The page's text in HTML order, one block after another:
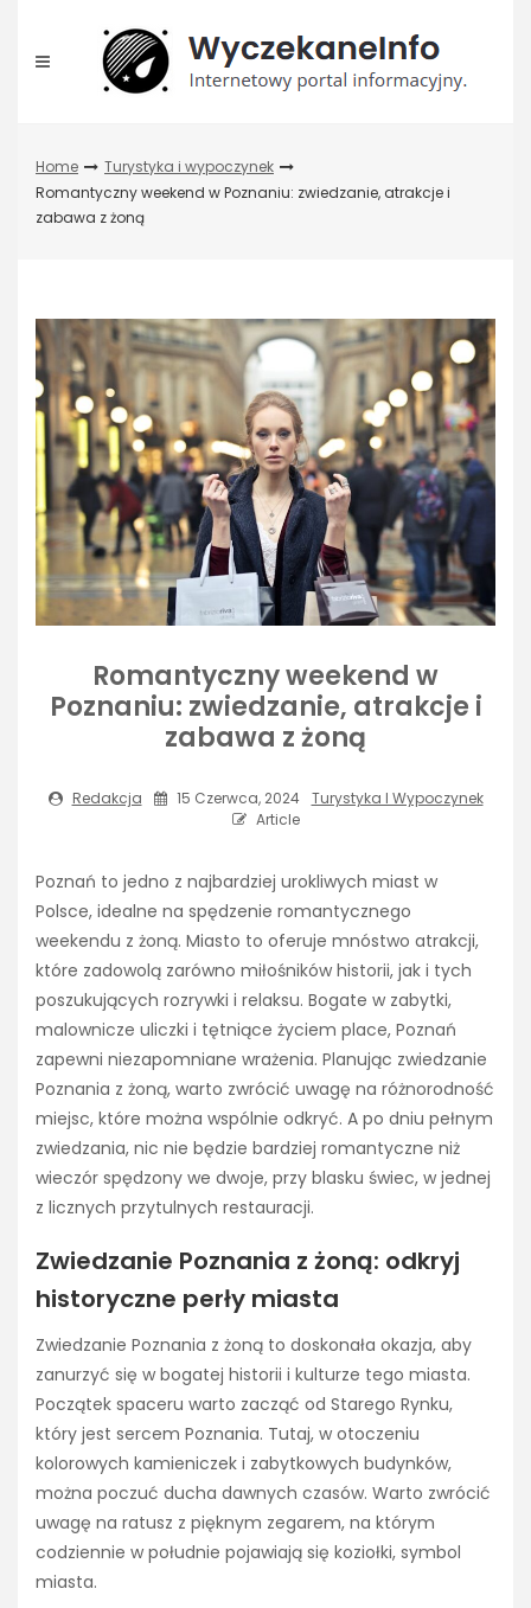
content
Home
Turystyka i wypoczynek
Romantyczny weekend w Poznaniu: zwiedzanie, atrakcje i
zabawa z żoną
Romantyczny weekend w
Poznaniu: zwiedzanie, atrakcje i
zabawa z żoną
Redakcja 15 Czerwca, 2024
Turystyka I Wypoczynek
Article
Poznań to jedno z najbardziej urokliwych miast w
Polsce, idealne na spędzenie romantycznego
weekendu z żoną. Miasto to oferuje mnóstwo atrakcji,
które zadowolą zarówno miłośników historii, jak i tych
poszukujących rozrywki i relaksu. Bogate w zabytki,
malownicze uliczki i tętniące życiem place, Poznań
zapewni niezapomniane wrażenia. Planując zwiedzanie
Poznania z żoną, warto zwrócić uwagę na różnorodność
miejsc, które można wspólnie odkryć. A po dniu pełnym
zwiedzania, nic nie będzie bardziej romantyczne niż
wieczór spędzony we dwoje, przy blasku świec, w jednej
z licznych przytulnych restauracji.
Zwiedzanie Poznania z żoną: odkryj
historyczne perły miasta
Zwiedzanie Poznania z żoną to doskonała okazja, aby
zanurzyć się w bogatej historii i kulturze tego miasta.
Początek spaceru warto zacząć od Starego Rynku,
który jest sercem Poznania. Tutaj, w otoczeniu
kolorowych kamieniczek i zabytkowych budynków,
można poczuć ducha dawnych czasów. Warto zwrócić
uwagę na ratusz z pięknym zegarem, na którym
codziennie w południe pojawiają się koziołki, symbol
miasta.